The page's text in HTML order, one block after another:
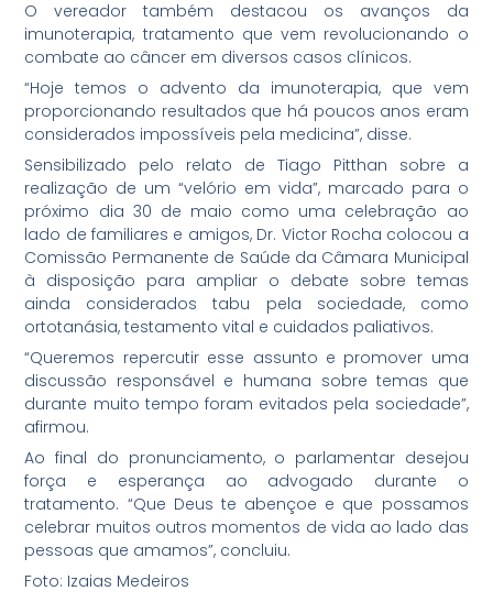
O vereador também destacou os avanços da
imunoterapia, tratamento que vem revolucionando o
combate ao câncer em diversos casos clínicos.
“Hoje temos o advento da imunoterapia, que vem
proporcionando resultados que há poucos anos eram
considerados impossíveis pela medicina”, disse.
Sensibilizado pelo relato de Tiago Pitthan sobre a
realização de um “velório em vida”, marcado para o
próximo dia 30 de maio como uma celebração ao
lado de familiares e amigos, Dr. Victor Rocha colocou a
Comissão Permanente de Saúde da Câmara Municipal
à disposição para ampliar o debate sobre temas
ainda considerados tabu pela sociedade, como
ortotanásia, testamento vital e cuidados paliativos.
“Queremos repercutir esse assunto e promover uma
discussão responsável e humana sobre temas que
durante muito tempo foram evitados pela sociedade”,
afirmou.
Ao final do pronunciamento, o parlamentar desejou
força e esperança ao advogado durante o
tratamento. “Que Deus te abençoe e que possamos
celebrar muitos outros momentos de vida ao lado das
pessoas que amamos”, concluiu.
Foto: Izaias Medeiros